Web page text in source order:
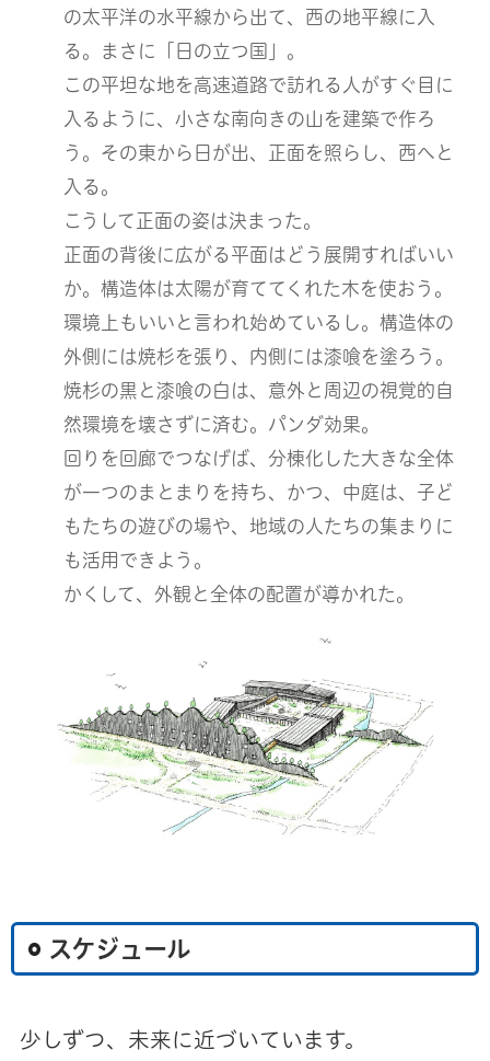
の太平洋の水平線から出て、西の地平線に入
る。まさに「日の立つ国」。
この平坦な地を高速道路で訪れる人がすぐ目に
入るように、小さな南向きの山を建築で作ろ
う。その東から日が出、正面を照らし、西へと
入る。
こうして正面の姿は決まった。
正面の背後に広がる平面はどう展開すればいい
か。構造体は太陽が育ててくれた木を使おう。
環境上もいいと言われ始めているし。構造体の
外側には焼杉を張り、内側には漆喰を塗ろう。
焼杉の黒と漆喰の白は、意外と周辺の視覚的自
然環境を壊さずに済む。パンダ効果。
回りを回廊でつなげば、分棟化した大きな全体
が一つのまとまりを持ち、かつ、中庭は、子ど
もたちの遊びの場や、地域の人たちの集まりに
も活用できよう。
かくして、外観と全体の配置が導かれた。
スケジュール
少しずつ、未来に近づいています。